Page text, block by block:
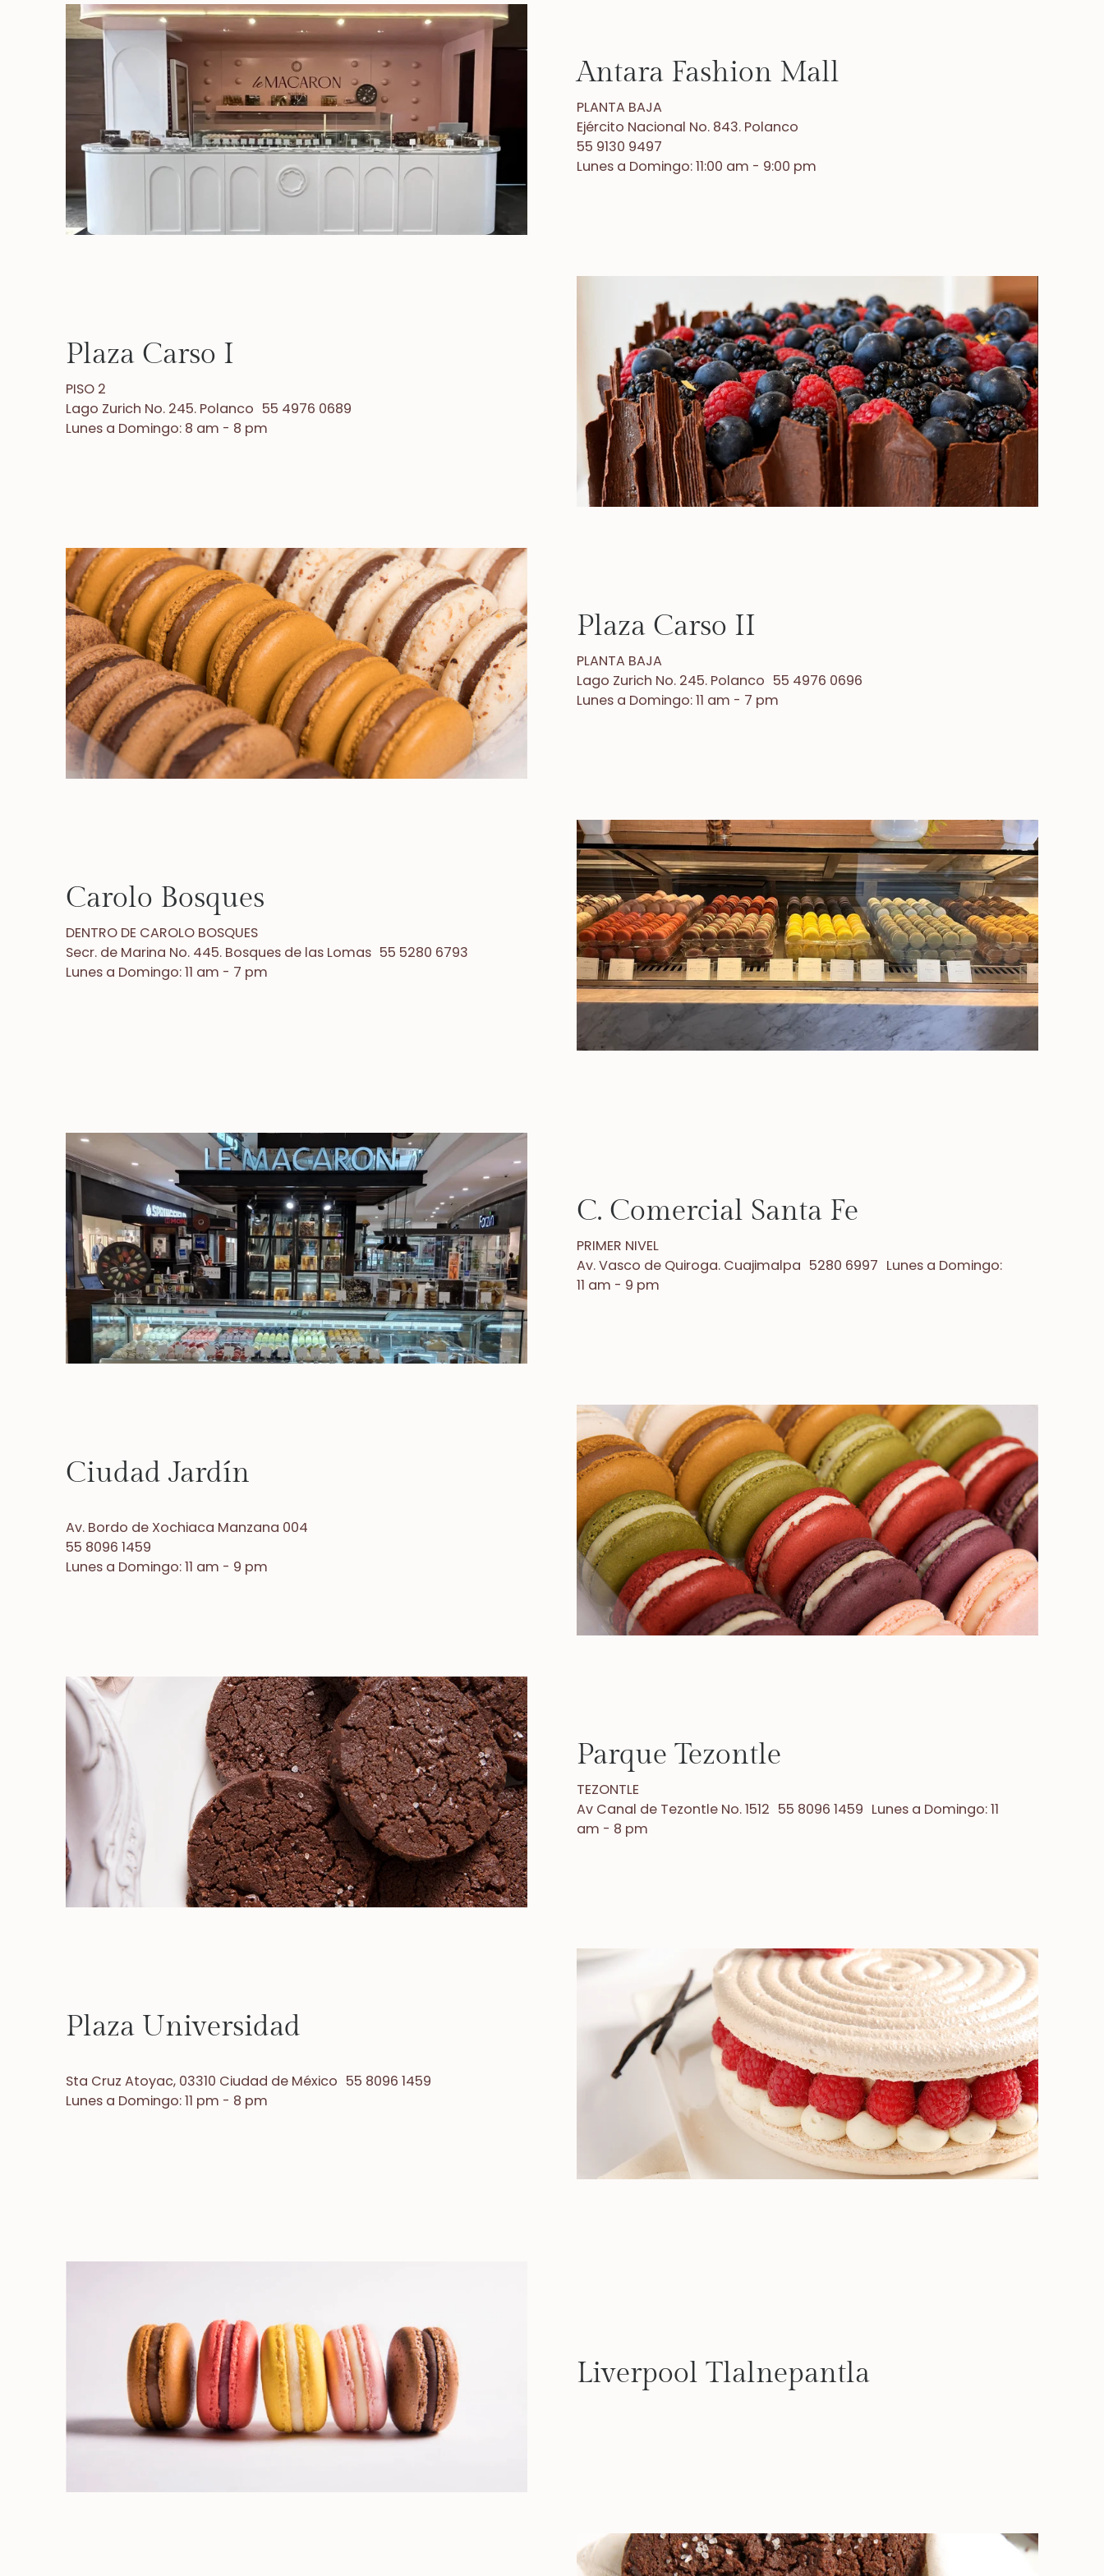
Antara Fashion Mall
PLANTA BAJA
Ejército Nacional No. 843. Polanco
55 9130 9497
Lunes a Domingo: 11:00 am - 9:00 pm
Plaza Carso I
PISO 2
Lago Zurich No. 245. Polanco 55 4976 0689
Lunes a Domingo: 8 am - 8 pm
Plaza Carso II
PLANTA BAJA
Lago Zurich No. 245. Polanco 55 4976 0696
Lunes a Domingo: 11 am - 7 pm
Carolo Bosques
DENTRO DE CAROLO BOSQUES
Secr. de Marina No. 445. Bosques de las Lomas 55 5280 6793
Lunes a Domingo: 11 am - 7 pm
C. Comercial Santa Fe
PRIMER NIVEL
Av. Vasco de Quiroga. Cuajimalpa 5280 6997 Lunes a Domingo:
11 am - 9 pm
Ciudad Jardín
Av. Bordo de Xochiaca Manzana 004
55 8096 1459
Lunes a Domingo: 11 am - 9 pm
Parque Tezontle
TEZONTLE
Av Canal de Tezontle No. 1512 55 8096 1459 Lunes a Domingo: 11
am - 8 pm
Plaza Universidad
Sta Cruz Atoyac, 03310 Ciudad de México 55 8096 1459
Lunes a Domingo: 11 pm - 8 pm
Liverpool Tlalnepantla